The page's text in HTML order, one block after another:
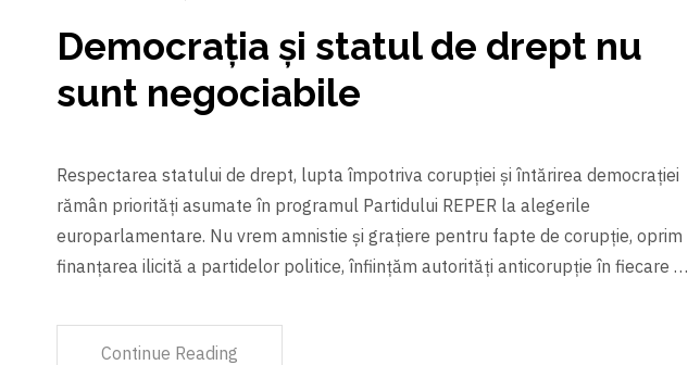
Democrația și statul de drept nu
sunt negociabile
Respectarea statului de drept, lupta împotriva corupției și întărirea democrației
rămân priorități asumate în programul Partidului REPER la alegerile
europarlamentare. Nu vrem amnistie și grațiere pentru fapte de corupție, oprim
finanțarea ilicită a partidelor politice, înființăm autorități anticorupție în fiecare …
Continue Reading